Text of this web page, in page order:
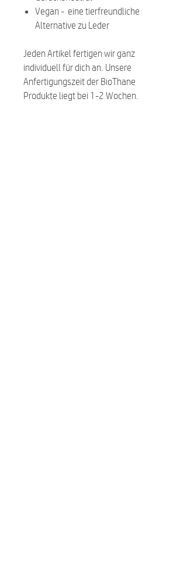
Vegan - eine tierfreundliche
Alternative zu Leder
Jeden Artikel fertigen wir ganz
individuell für dich an. Unsere
Anfertigungszeit der BioThane
Produkte liegt bei 1-2 Wochen.